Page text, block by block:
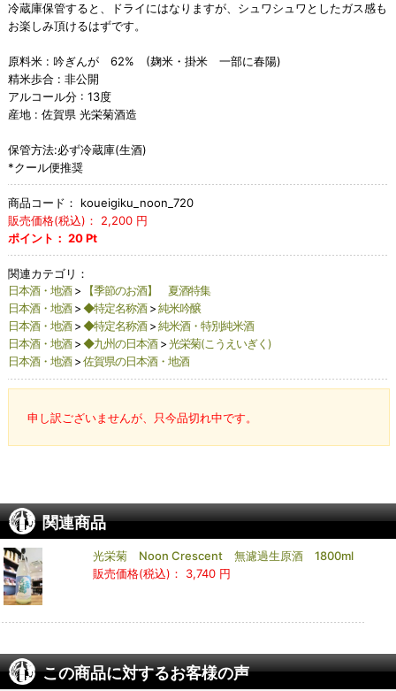
冷蔵庫保管すると、ドライにはなりますが、シュワシュワとしたガス感も
お楽しみ頂けるはずです。
原料米 : 吟ぎんが 62% (麹米・掛米 一部に春陽)
精米歩合 : 非公開
アルコール分 : 13度
産地 : 佐賀県 光栄菊酒造
保管方法:必ず冷蔵庫(生酒)
*クール便推奨
商品コード：
koueigiku_noon_720
販売価格(税込)：
2,200円
ポイント： 20Pt
関連カテゴリ：
日本酒・地酒>
【季節のお酒】 夏酒特集
日本酒・地酒> ◆特定名称酒> 純米吟醸
日本酒・地酒> ◆特定名称酒> 純米酒・特別純米酒
日本酒・地酒> ◆九州の日本酒> 光栄菊(こうえいぎく)
日本酒・地酒> 佐賀県の日本酒・地酒
申し訳ございませんが、只今品切れ中です。
関連商品
光栄菊 Noon Crescent 無濾過生原酒 1800ml
販売価格(税込)：
3,740 円
この商品に対するお客様の声